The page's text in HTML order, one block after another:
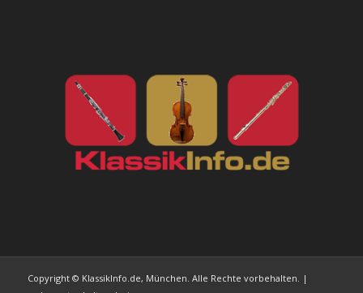
Copyright © KlassikInfo.de, München. Alle Rechte vorbehalten. |